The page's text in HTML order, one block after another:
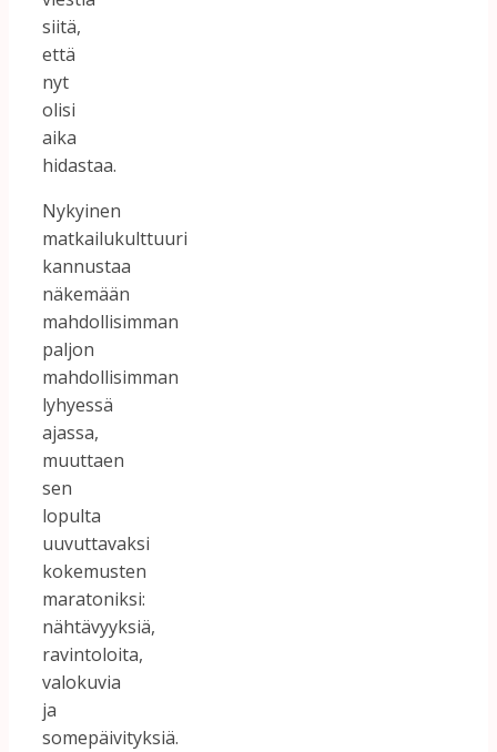
siitä,
että
nyt
olisi
aika
hidastaa.
Nykyinen
matkailukulttuuri
kannustaa
näkemään
mahdollisimman
paljon
mahdollisimman
lyhyessä
ajassa,
muuttaen
sen
lopulta
uuvuttavaksi
kokemusten
maratoniksi:
nähtävyyksiä,
ravintoloita,
valokuvia
ja
somepäivityksiä.